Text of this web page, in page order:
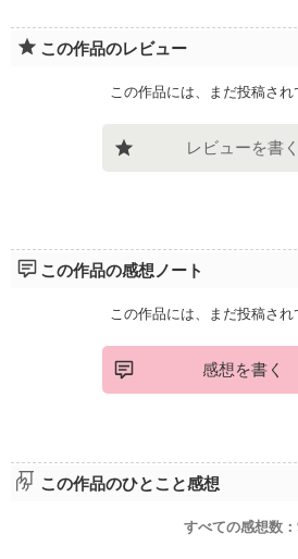
この作品のレビュー
この作品には、まだ投稿され
レビューを書く
この作品の感想ノート
この作品には、まだ投稿され
感想を書く
この作品のひとこと感想
すべての感想数：